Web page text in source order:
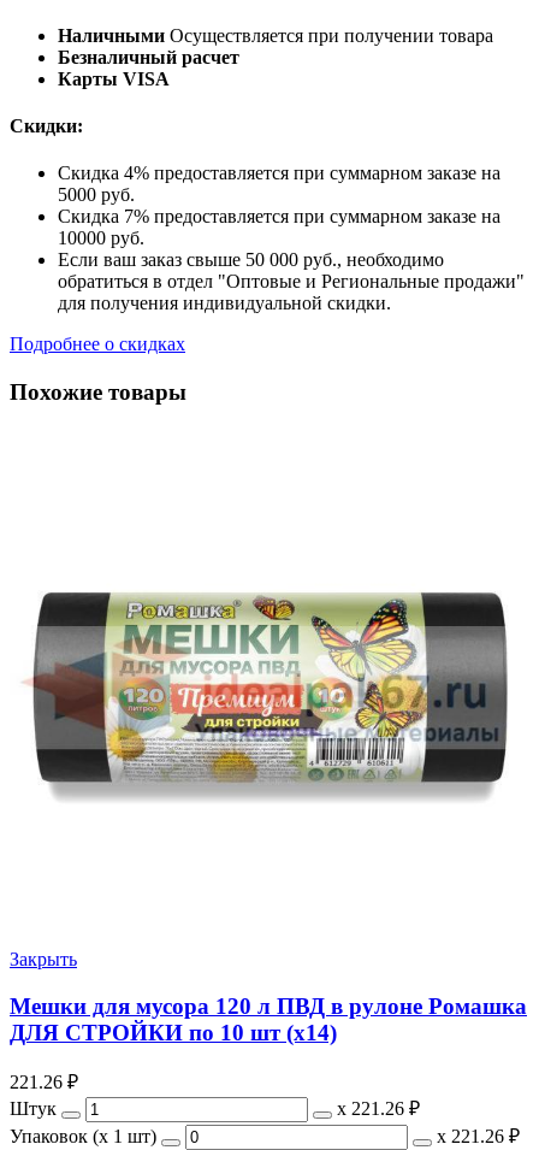
Наличными Осуществляется при получении товара
Безналичный расчет
Карты VISA
Скидки:
Скидка 4% предоставляется при суммарном заказе на
5000 руб.
Скидка 7% предоставляется при суммарном заказе на
10000 руб.
Если ваш заказ свыше 50 000 руб., необходимо
обратиться в отдел "Оптовые и Региональные продажи"
для получения индивидуальной скидки.
Подробнее о скидках
Похожие товары
Закрыть
Мешки для мусора 120 л ПВД в рулоне Ромашка
ДЛЯ СТРОЙКИ по 10 шт (х14)
221.26 ₽
Штук
х 221.26 ₽
Упаковок (x 1 шт)
х 221.26 ₽